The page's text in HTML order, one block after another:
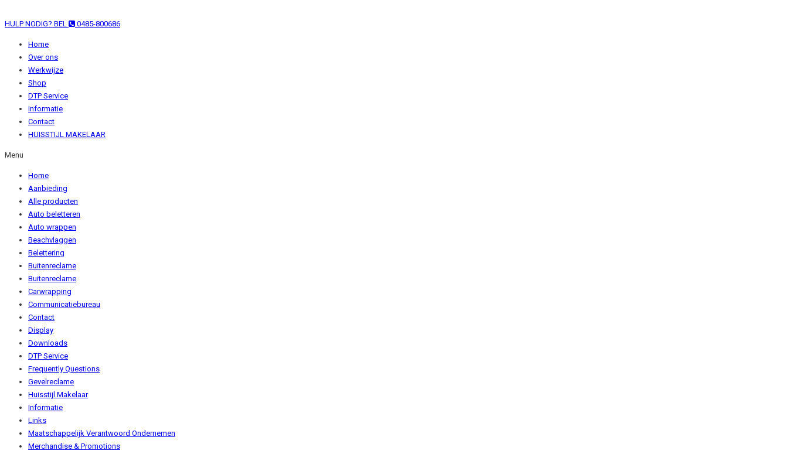
HULP NODIG? BEL 0485-800686
Home
Over ons
Werkwijze
Shop
DTP Service
Informatie
Contact
HUISSTIJL MAKELAAR
Menu
Home
Aanbieding
Alle producten
Auto beletteren
Auto wrappen
Beachvlaggen
Belettering
Buitenreclame
Buitenreclame
Carwrapping
Communicatiebureau
Contact
Display
Downloads
DTP Service
Frequently Questions
Gevelreclame
Huisstijl Makelaar
Informatie
Links
Maatschappelijk Verantwoord Ondernemen
Merchandise & Promotions